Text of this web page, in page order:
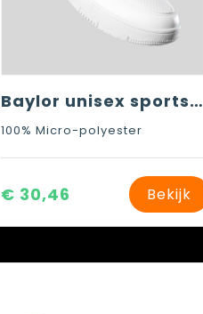
Baylor unisex sportschoenen
100% Micro-polyester
€ 30,46 Bekijk